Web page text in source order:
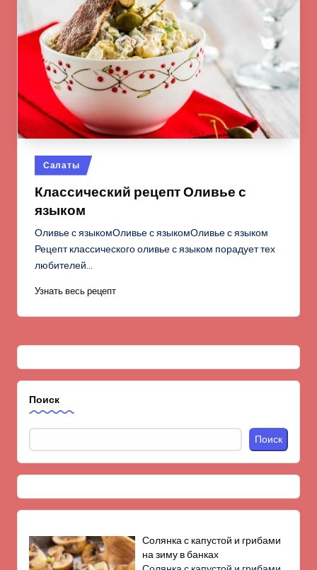
Опубликовано
в
Салаты
Классический рецепт Оливье с
языком
Оливье с языкомОливье с языкомОливье с языком
Рецепт классического оливье с языком порадует тех
любителей…
Узнать весь рецепт
Поиск
Поиск
Солянка с капустой и грибами
на зиму в банках